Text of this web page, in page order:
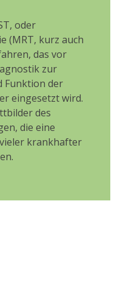
oder
(MRT, kurz auch
das vor
zur
Funktion der
eingesetzt wird.
des
die eine
krankhafter